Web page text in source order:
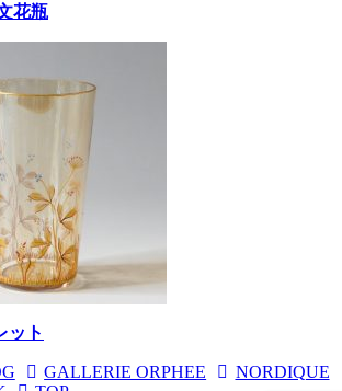
花瓶
ット
GALLERIE ORPHEE
NORDIQUE